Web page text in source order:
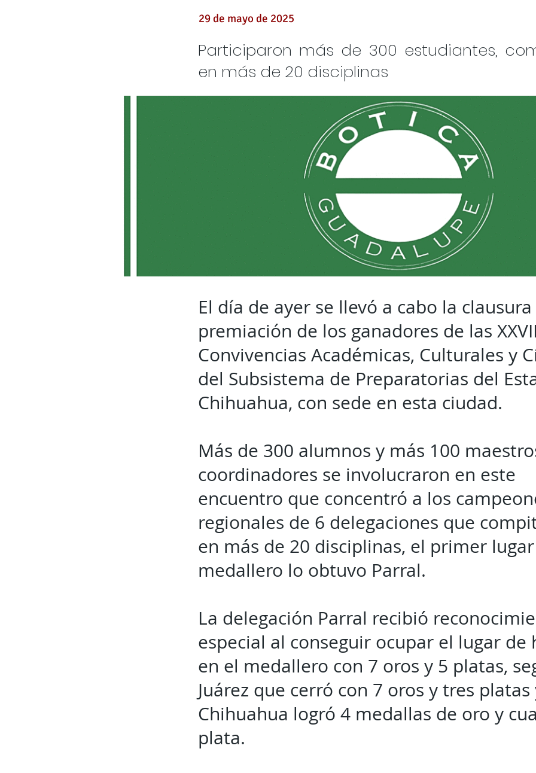
29 de mayo de 2025
Participaron más de 300 estudiantes,
en más de 20 disciplinas
El día de ayer se llevó a cabo la clausura
premiación de los ganadores de las
Convivencias Académicas, Culturales y
del Subsistema de Preparatorias del
Chihuahua, con sede en esta ciudad.
Más de 300 alumnos y más 100
coordinadores se involucraron en este
encuentro que concentró a los
regionales de 6 delegaciones que
en más de 20 disciplinas, el primer lugar
medallero lo obtuvo Parral.
La delegación Parral recibió
especial al conseguir ocupar el lugar de
en el medallero con 7 oros y 5 platas,
Juárez que cerró con 7 oros y tres platas
Chihuahua logró 4 medallas de oro y
plata.